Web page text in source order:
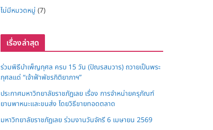
ไม่มีหมวดหมู่ (7)
เรื่องล่าสุด
ร่วมพิธีบำเพ็ญกุศล ครบ 15 วัน (ปัณรสมวาร) ถวายเป็นพระ
กุศลแด่ “เจ้าฟ้าพัชรกิติยาภาฯ”
ประกาศมหาวิทยาลัยราชภัฏเลย เรื่อง การจำหน่ายครุภัณฑ์
ยานพาหนะและขนส่ง โดยวิธีขายทอดตลาด
มหาวิทยาลัยราชภัฏเลย ร่วมงานวันจักรี 6 เมษายน 2569